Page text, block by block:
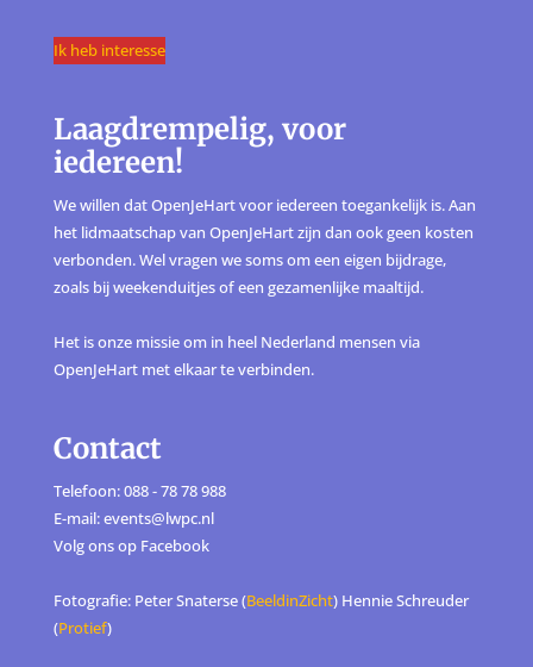
Ik heb interesse
Laagdrempelig, voor
iedereen!
We willen dat OpenJeHart voor iedereen toegankelijk is. Aan
het lidmaatschap van OpenJeHart zijn dan ook geen kosten
verbonden. Wel vragen we soms om een eigen bijdrage,
zoals bij weekenduitjes of een gezamenlijke maaltijd.
Het is onze missie om in heel Nederland mensen via
OpenJeHart met elkaar te verbinden.
Contact
Telefoon: 088 - 78 78 988
E-mail: events@lwpc.nl
Volg ons op Facebook
Fotografie: Peter Snaterse (BeeldinZicht) Hennie Schreuder
(Protief)